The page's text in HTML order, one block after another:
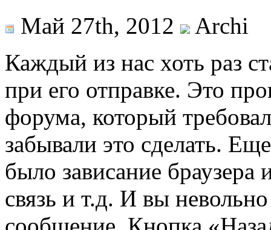
Май 27th, 2012
Archi
Каждый из нас хоть раз
при его отправке. Это
форума, который
забывали это сделать.
было зависание браузера
связь и т.д. И вы